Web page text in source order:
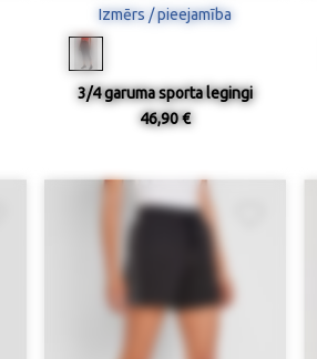
Izmērs / pieejamība
3/4 garuma sporta legingi
46,90 €